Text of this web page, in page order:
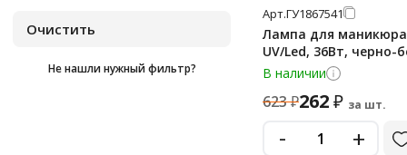
Не нашли нужный фильтр?
Арт.ГУ1867541
Лампа для
UV/Led, 36Вт, черно-
В наличии
623₽262₽ за шт.
- +